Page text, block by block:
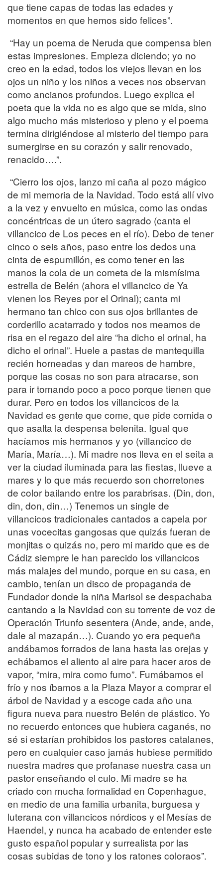
que tiene capas de todas las edades y
momentos en que hemos sido felices”.
“Hay un poema de Neruda que compensa bien
estas impresiones. Empieza diciendo; yo no
creo en la edad, todos los viejos llevan en los
ojos un niño y los niños a veces nos observan
como ancianos profundos. Luego explica el
poeta que la vida no es algo que se mida, sino
algo mucho más misterioso y pleno y el poema
termina dirigiéndose al misterio del tiempo para
sumergirse en su corazón y salir renovado,
renacido….”.
“Cierro los ojos, lanzo mi caña al pozo mágico
de mi memoria de la Navidad. Todo está allí vivo
a la vez y envuelto en música, como las ondas
concéntricas de un útero sagrado (canta el
villancico de Los peces en el río). Debo de tener
cinco o seis años, paso entre los dedos una
cinta de espumillón, es como tener en las
manos la cola de un cometa de la mismísima
estrella de Belén (ahora el villancico de Ya
vienen los Reyes por el Orinal); canta mi
hermano tan chico con sus ojos brillantes de
corderillo acatarrado y todos nos meamos de
risa en el regazo del aire “ha dicho el orinal, ha
dicho el orinal”. Huele a pastas de mantequilla
recién horneadas y dan mareos de hambre,
porque las cosas no son para atracarse, son
para ir tomando poco a poco porque tienen que
durar. Pero en todos los villancicos de la
Navidad es gente que come, que pide comida o
que asalta la despensa belenita. Igual que
hacíamos mis hermanos y yo (villancico de
María, María…). Mi madre nos lleva en el seita a
ver la ciudad iluminada para las fiestas, llueve a
mares y lo que más recuerdo son chorretones
de color bailando entre los parabrisas. (Din, don,
din, don, din…) Tenemos un single de
villancicos tradicionales cantados a capela por
unas vocecitas gangosas que quizás fueran de
monjitas o quizás no, pero mi marido que es de
Cádiz siempre le han parecido los villancicos
más malajes del mundo, porque en su casa, en
cambio, tenían un disco de propaganda de
Fundador donde la niña Marisol se despachaba
cantando a la Navidad con su torrente de voz de
Operación Triunfo sesentera (Ande, ande, ande,
dale al mazapán…). Cuando yo era pequeña
andábamos forrados de lana hasta las orejas y
echábamos el aliento al aire para hacer aros de
vapor, “mira, mira como fumo”. Fumábamos el
frío y nos íbamos a la Plaza Mayor a comprar el
árbol de Navidad y a escoge cada año una
figura nueva para nuestro Belén de plástico. Yo
no recuerdo entonces que hubiera caganés, no
sé si estarían prohibidos los pastores catalanes,
pero en cualquier caso jamás hubiese permitido
nuestra madres que profanase nuestra casa un
pastor enseñando el culo. Mi madre se ha
criado con mucha formalidad en Copenhague,
en medio de una familia urbanita, burguesa y
luterana con villancicos nórdicos y el Mesías de
Haendel, y nunca ha acabado de entender este
gusto español popular y surrealista por las
cosas subidas de tono y los ratones coloraos”.